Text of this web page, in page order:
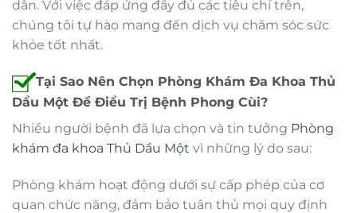
dân. Với việc đáp ứng đầy đủ các tiêu chí trên,
chúng tôi tự hào mang đến dịch vụ chăm sóc sức
khỏe tốt nhất.
Tại Sao Nên Chọn Phòng Khám Đa Khoa Thủ
Dầu Một Để Điều Trị Bệnh Phong Cùi?
Nhiều người bệnh đã lựa chọn và tin tưởng Phòng
khám đa khoa Thủ Dầu Một vì những lý do sau:
Phòng khám hoạt động dưới sự cấp phép của cơ
quan chức năng, đảm bảo tuân thủ mọi quy định